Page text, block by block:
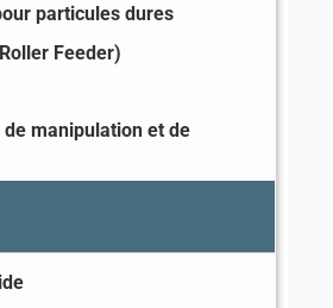
particules dures
Feeder)
manipulation et de